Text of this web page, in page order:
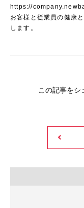
https://
お客様と従業員の健康
します。
この記事をシ